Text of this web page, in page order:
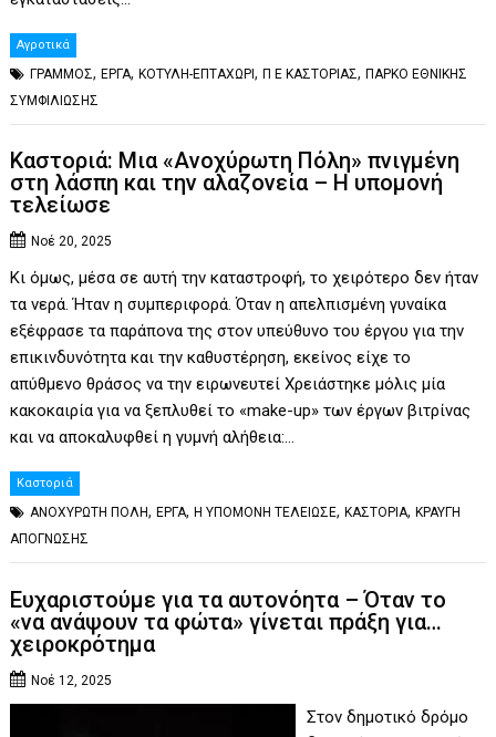
Αγροτικά
ΓΡΑΜΜΟΣ,ΕΡΓΑ,ΚΟΤΥΛΗ-ΕΠΤΑΧΩΡΙ,Π Ε ΚΑΣΤΟΡΙΑΣ,ΠΑΡΚΟ ΕΘΝΙΚΗΣ
ΣΥΜΦΙΛΙΩΣΗΣ
Καστοριά: Μια «Ανοχύρωτη Πόλη» πνιγμένη
στη λάσπη και την αλαζονεία – Η υπομονή
τελείωσε
Νοέ 20, 2025
Κι όμως, μέσα σε αυτή την καταστροφή, το χειρότερο δεν ήταν
τα νερά. Ήταν η συμπεριφορά. Όταν η απελπισμένη γυναίκα
εξέφρασε τα παράπονα της στον υπεύθυνο του έργου για την
επικινδυνότητα και την καθυστέρηση, εκείνος είχε το
απύθμενο θράσος να την ειρωνευτεί Χρειάστηκε μόλις μία
κακοκαιρία για να ξεπλυθεί το «make-up» των έργων βιτρίνας
και να αποκαλυφθεί η γυμνή αλήθεια:…
Καστοριά
ΑΝΟΧΥΡΩΤΗ ΠΟΛΗ,ΕΡΓΑ,Η ΥΠΟΜΟΝΗ ΤΕΛΕΙΩΣΕ,ΚΑΣΤΟΡΙΑ,ΚΡΑΥΓΗ
ΑΠΟΓΝΩΣΗΣ
Ευχαριστούμε για τα αυτονόητα – Όταν το
«να ανάψουν τα φώτα» γίνεται πράξη για…
χειροκρότημα
Νοέ 12, 2025
Στον δημοτικό δρόμο